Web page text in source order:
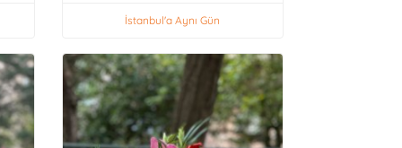
İstanbul'a Aynı Gün